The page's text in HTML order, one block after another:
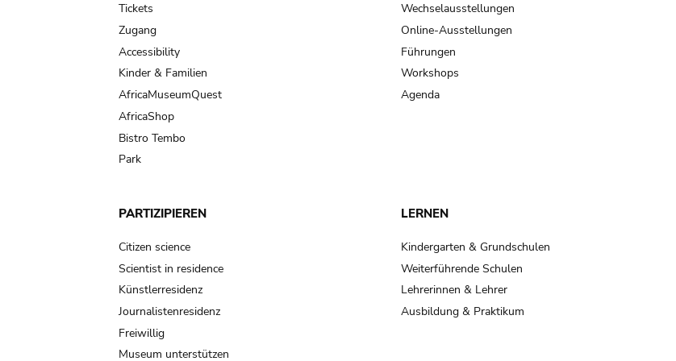
Tickets
Zugang
Accessibility
Kinder & Familien
AfricaMuseumQuest
AfricaShop
Bistro Tembo
Park
Wechselausstellungen
Online-Ausstellungen
Führungen
Workshops
Agenda
PARTIZIPIEREN
Citizen science
Scientist in residence
Künstlerresidenz
Journalistenresidenz
Freiwillig
Museum unterstützen
LERNEN
Kindergarten & Grundschulen
Weiterführende Schulen
Lehrerinnen & Lehrer
Ausbildung & Praktikum